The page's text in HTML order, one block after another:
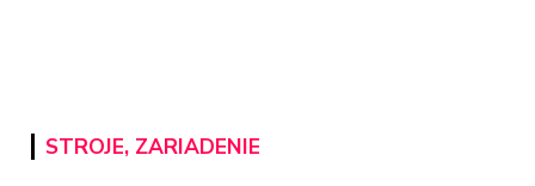
STROJE, ZARIADENIE